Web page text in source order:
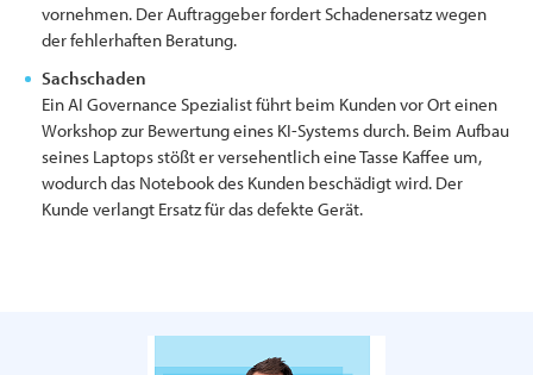
vornehmen. Der Auftraggeber fordert Schadenersatz wegen
der fehlerhaften Beratung.
Sachschaden
Ein AI Governance Spezialist führt beim Kunden vor Ort einen
Workshop zur Bewertung eines KI-Systems durch. Beim Aufbau
seines Laptops stößt er versehentlich eine Tasse Kaffee um,
wodurch das Notebook des Kunden beschädigt wird. Der
Kunde verlangt Ersatz für das defekte Gerät.